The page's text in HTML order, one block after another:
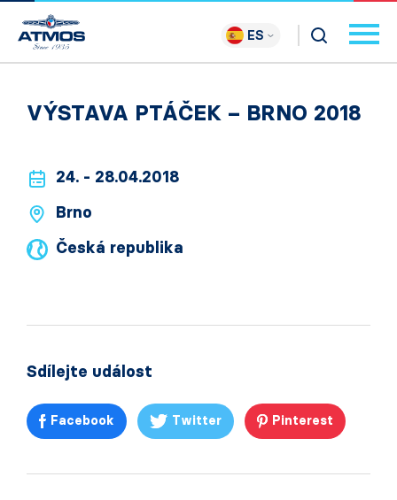
ES
VÝSTAVA PTÁČEK – BRNO 2018
24. - 28.04.2018
Brno
Česká republika
Sdílejte událost
Facebook Twitter Pinterest